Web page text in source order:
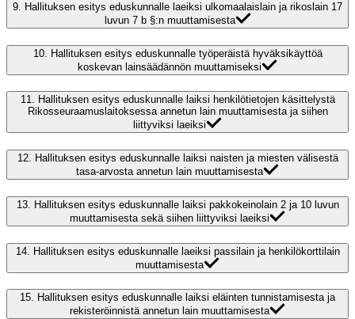
9. Hallituksen esitys eduskunnalle laeiksi ulkomaalaislain ja rikoslain 17
luvun 7 b §:n muuttamisesta
10.
Hallituksen esitys eduskunnalle työperäistä hyväksikäyttöä
koskevan lainsäädännön muuttamiseksi
11. Hallituksen esitys eduskunnalle laiksi henkilötietojen käsittelystä
Rikosseuraamuslaitoksessa annetun lain muuttamisesta ja siihen
liittyviksi laeiksi
12. Hallituksen esitys eduskunnalle laiksi naisten ja miesten välisestä
tasa-arvosta annetun lain muuttamisesta
13.
Hallituksen esitys eduskunnalle laiksi pakkokeinolain 2 ja 10 luvun
muuttamisesta sekä siihen liittyviksi laeiksi
14. Hallituksen esitys eduskunnalle laeiksi passilain ja henkilökorttilain
muuttamisesta
15. Hallituksen esitys eduskunnalle laiksi eläinten tunnistamisesta ja
rekisteröinnistä annetun lain muuttamisesta